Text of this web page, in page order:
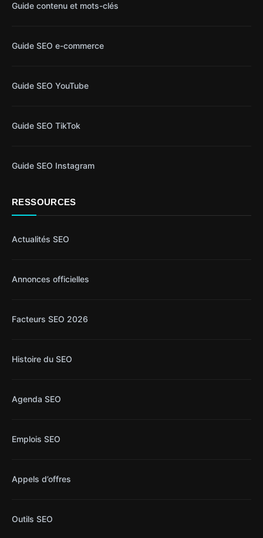
Guide contenu et mots-clés
Guide SEO e-commerce
Guide SEO YouTube
Guide SEO TikTok
Guide SEO Instagram
RESSOURCES
Actualités SEO
Annonces officielles
Facteurs SEO 2026
Histoire du SEO
Agenda SEO
Emplois SEO
Appels d’offres
Outils SEO